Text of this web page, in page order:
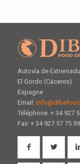
Autovía de
El Gordo (Cáceres)
Espagne
Email:
Téléphone. + 34 927
Fax: + 34 927 57 75 59